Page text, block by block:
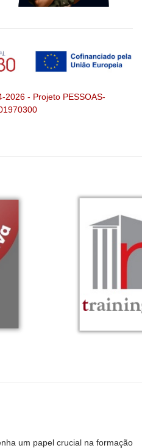
2026 - Projeto PESSOAS-
um papel crucial na formação